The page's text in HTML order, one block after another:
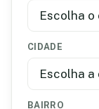
CIDADE
BAIRRO